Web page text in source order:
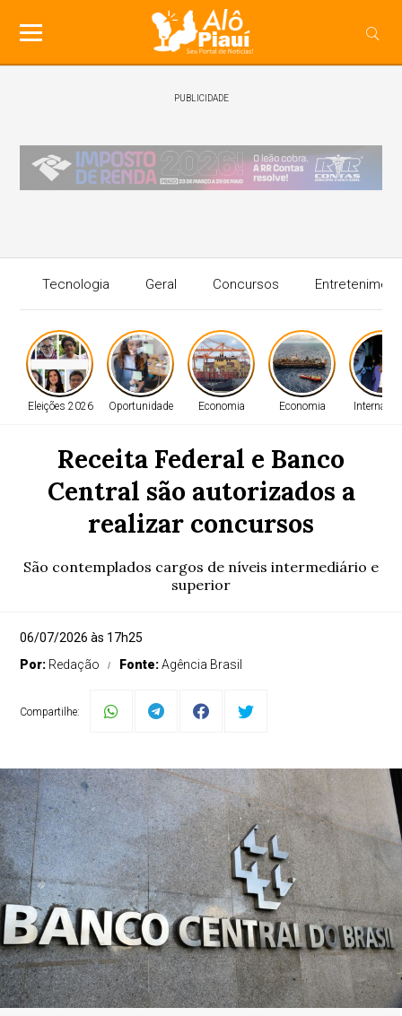
PUBLICIDADE
Tecnologia Geral Concursos
Eleições 2026 Oportunidade Economia Economia
Receita Federal e Banco
Central são autorizados a
realizar concursos
São contemplados cargos de níveis intermediário e
superior
06/07/2026 às 17h25
Por: Redação Fonte:Agência Brasil
Compartilhe: